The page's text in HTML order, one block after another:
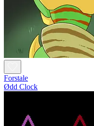
Forstale
Ødd Clock